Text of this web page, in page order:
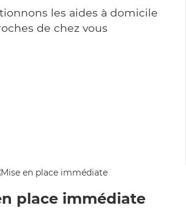
les aides à domicile
de chez vous
place immédiate